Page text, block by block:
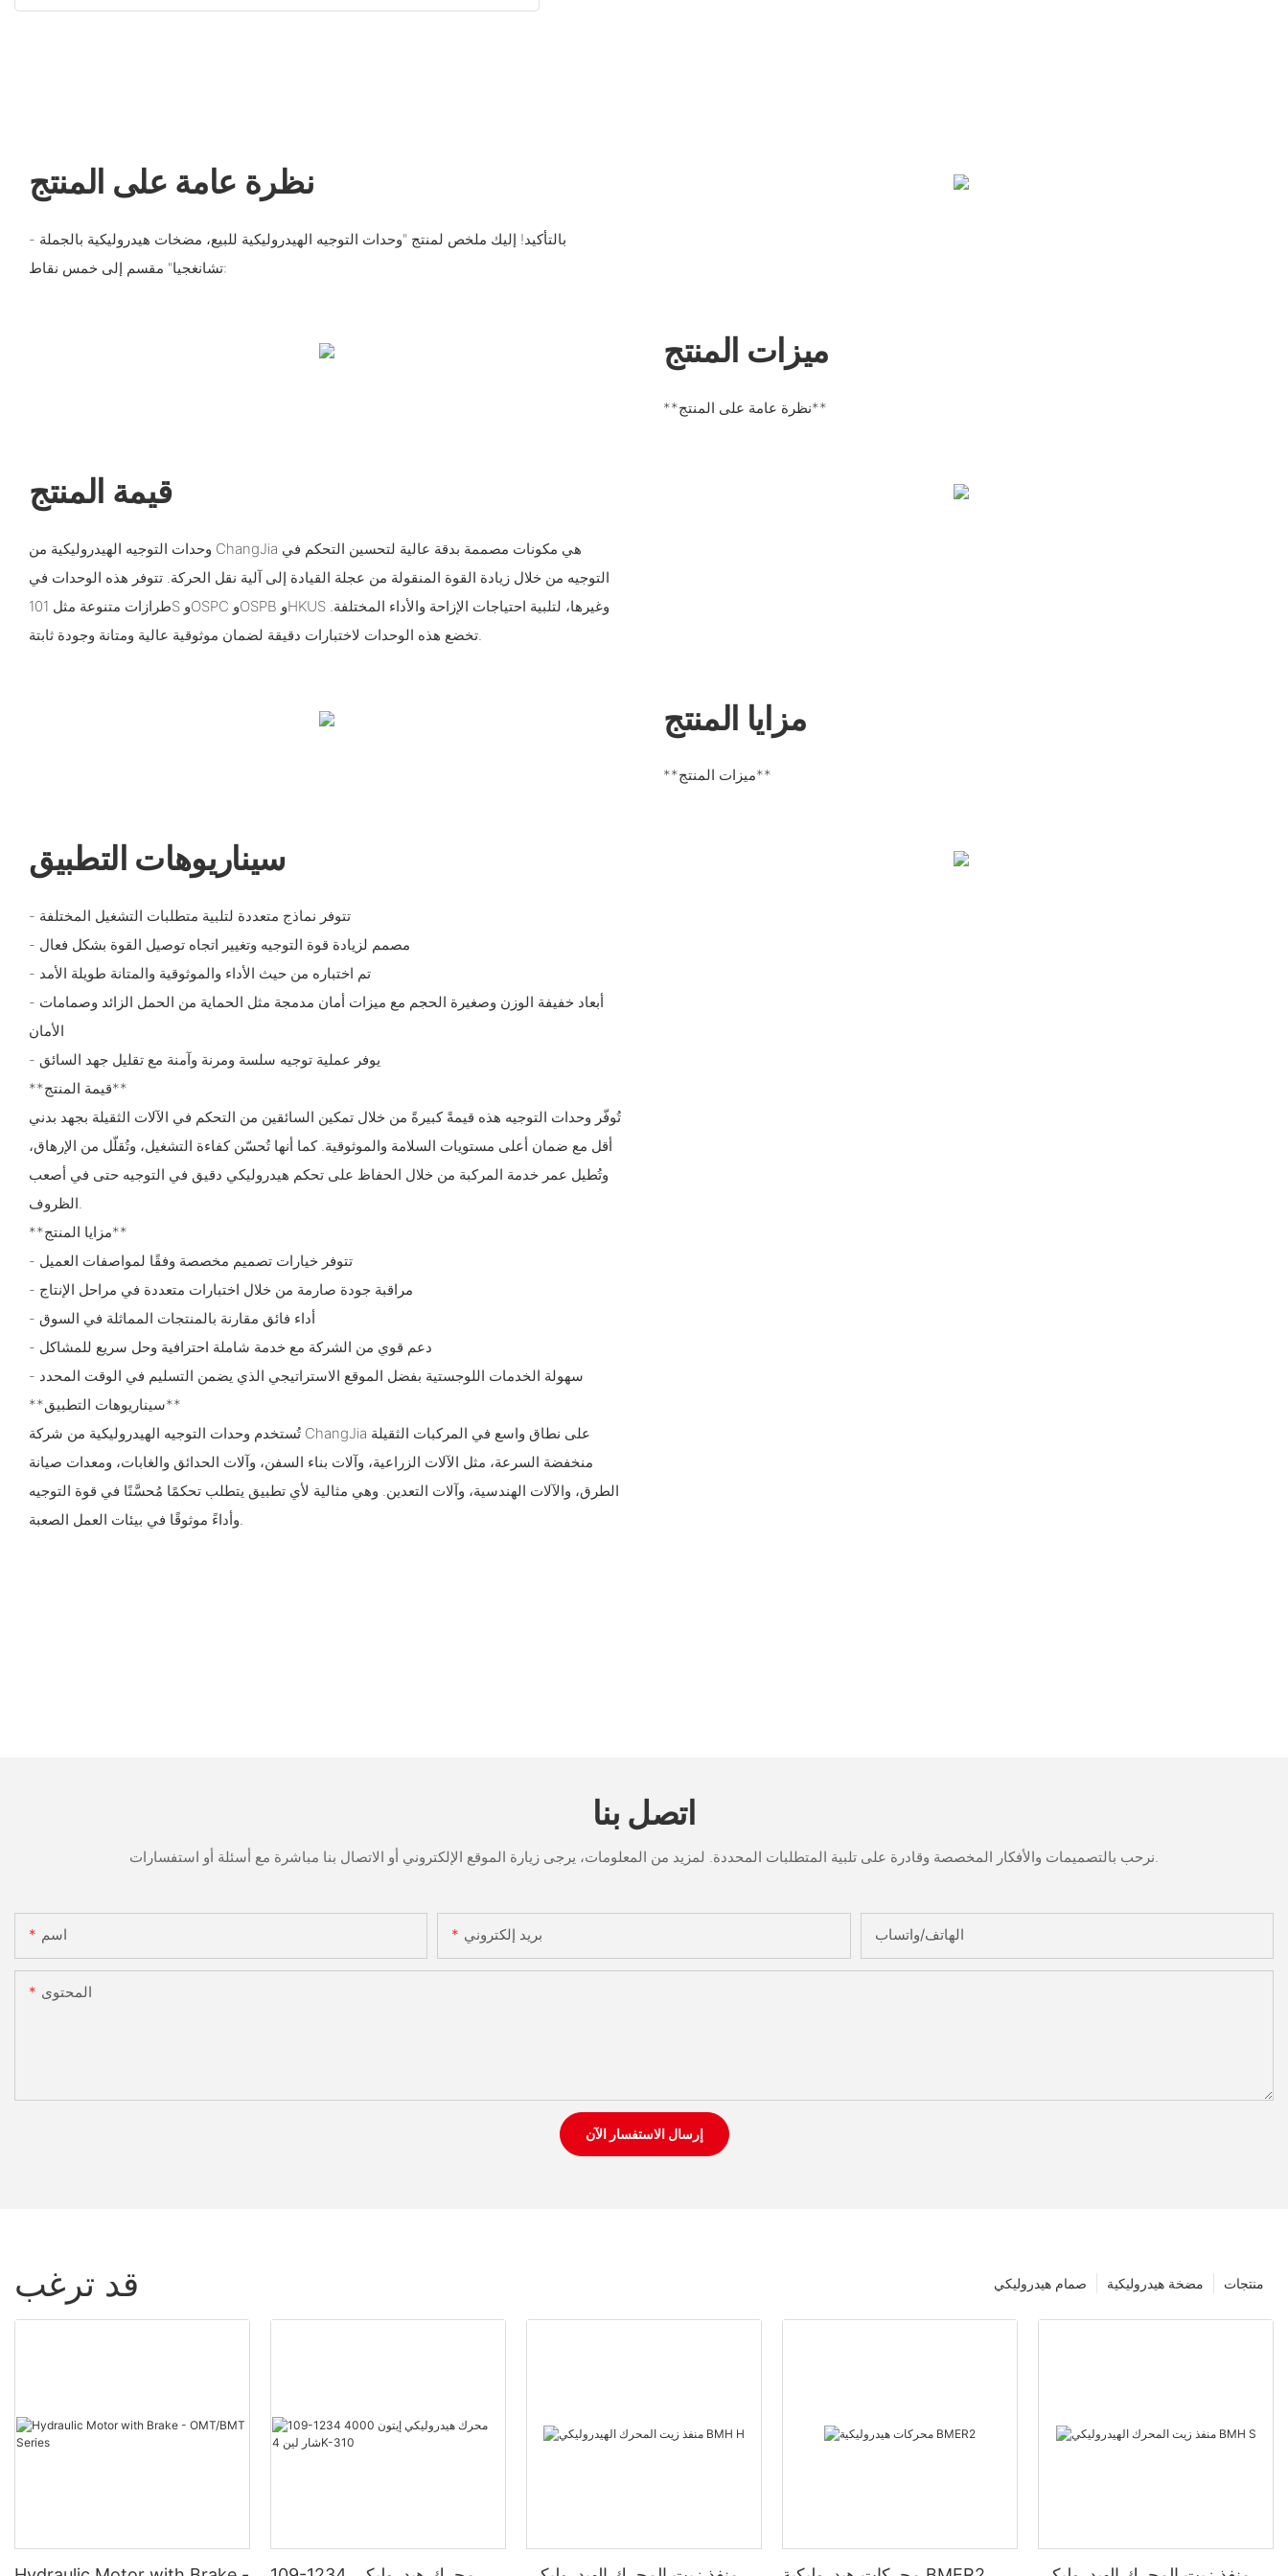
نظرة عامة على المنتج
بالتأكيد! إليك ملخص لمنتج "وحدات التوجيه الهيدروليكية للبيع، مضخات هيدروليكية بالجملة -
تشانغجيا" مقسم إلى خمس نقاط:
ميزات المنتج
**نظرة عامة على المنتج**
قيمة المنتج
وحدات التوجيه الهيدروليكية من ChangJia هي مكونات مصممة بدقة عالية لتحسين التحكم في
التوجيه من خلال زيادة القوة المنقولة من عجلة القيادة إلى آلية نقل الحركة. تتوفر هذه الوحدات في
طرازات متنوعة مثل 101S وOSPC وOSPB وHKUS وغيرها، لتلبية احتياجات الإزاحة والأداء المختلفة.
تخضع هذه الوحدات لاختبارات دقيقة لضمان موثوقية عالية ومتانة وجودة ثابتة.
مزايا المنتج
**ميزات المنتج**
سيناريوهات التطبيق
- تتوفر نماذج متعددة لتلبية متطلبات التشغيل المختلفة
- مصمم لزيادة قوة التوجيه وتغيير اتجاه توصيل القوة بشكل فعال
- تم اختباره من حيث الأداء والموثوقية والمتانة طويلة الأمد
- أبعاد خفيفة الوزن وصغيرة الحجم مع ميزات أمان مدمجة مثل الحماية من الحمل الزائد وصمامات
الأمان
- يوفر عملية توجيه سلسة ومرنة وآمنة مع تقليل جهد السائق
**قيمة المنتج**
تُوفّر وحدات التوجيه هذه قيمةً كبيرةً من خلال تمكين السائقين من التحكم في الآلات الثقيلة بجهد بدني
أقل مع ضمان أعلى مستويات السلامة والموثوقية. كما أنها تُحسّن كفاءة التشغيل، وتُقلّل من الإرهاق،
وتُطيل عمر خدمة المركبة من خلال الحفاظ على تحكم هيدروليكي دقيق في التوجيه حتى في أصعب
الظروف.
**مزايا المنتج**
- تتوفر خيارات تصميم مخصصة وفقًا لمواصفات العميل
- مراقبة جودة صارمة من خلال اختبارات متعددة في مراحل الإنتاج
- أداء فائق مقارنة بالمنتجات المماثلة في السوق
- دعم قوي من الشركة مع خدمة شاملة احترافية وحل سريع للمشاكل
- سهولة الخدمات اللوجستية بفضل الموقع الاستراتيجي الذي يضمن التسليم في الوقت المحدد
**سيناريوهات التطبيق**
تُستخدم وحدات التوجيه الهيدروليكية من شركة ChangJia على نطاق واسع في المركبات الثقيلة
منخفضة السرعة، مثل الآلات الزراعية، وآلات بناء السفن، وآلات الحدائق والغابات، ومعدات صيانة
الطرق، والآلات الهندسية، وآلات التعدين. وهي مثالية لأي تطبيق يتطلب تحكمًا مُحسَّنًا في قوة التوجيه
وأداءً موثوقًا في بيئات العمل الصعبة.
اتصل بنا
اسم بريد إلكتروني الهاتف/واتساب
المحتوى
إرسال الاستفسار الآن
قد ترغب منتجات مضخة هيدروليكية صمام هيدروليكي